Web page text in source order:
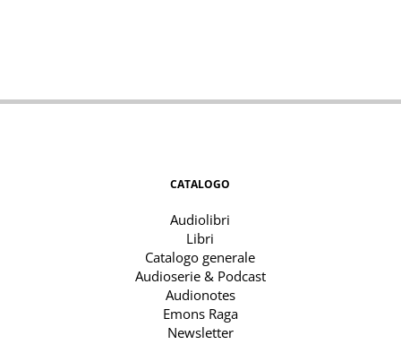
CATALOGO
Audiolibri
Libri
Catalogo generale
Audioserie & Podcast
Audionotes
Emons Raga
Newsletter